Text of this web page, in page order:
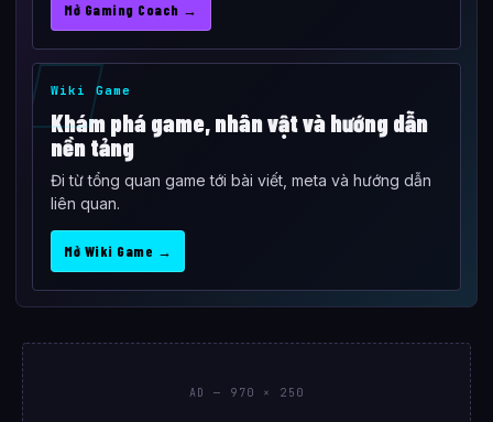
Mở Gaming Coach →
Wiki Game
Khám phá game, nhân vật và hướng dẫn
nền tảng
Đi từ tổng quan game tới bài viết, meta và hướng dẫn
liên quan.
Mở Wiki Game →
AD — 970 × 250